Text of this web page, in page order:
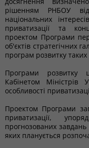
рішенням РНБОУ
національних
приватизації та
проектом Програми
об'єктів стратегічних
програм розвитку таких
Програми розвитку
Кабінетом Міністрів
особливості
Проектом Програми
приватизації,
прогнозованих
яких планується